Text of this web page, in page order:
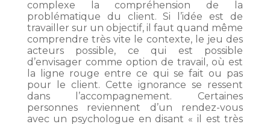
complexe la compréhension de la
problématique du client. Si l’idée est de
travailler sur un objectif, il faut quand même
comprendre très vite le contexte, le jeu des
acteurs possible, ce qui est possible
d’envisager comme option de travail, où est
la ligne rouge entre ce qui se fait ou pas
pour le client. Cette ignorance se ressent
dans l’accompagnement. Certaines
personnes reviennent d’un rendez-vous
avec un psychologue en disant « il est très